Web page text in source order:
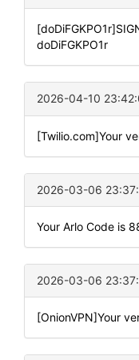
doDiFGKPO1r
2026-04-10
[Twilio.com]Your
2026-03-06
Your Arlo Code is
2026-03-06
[OnionVPN]Your